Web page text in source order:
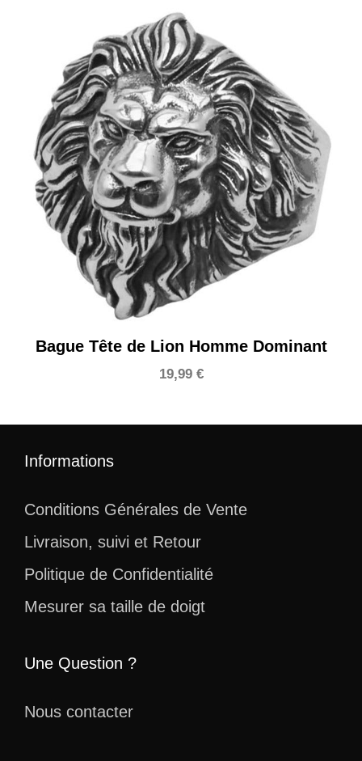
Bague Tête de Lion Homme Dominant
19,99 €
Informations
Conditions Générales de Vente
Livraison, suivi et Retour
Politique de Confidentialité
Mesurer sa taille de doigt
Une Question ?
Nous contacter